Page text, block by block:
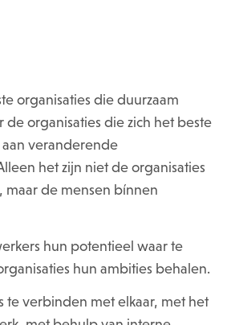
organisaties die duurzaam
de organisaties die zich het beste
aan veranderende
het zijn niet de organisaties
maar de mensen bínnen
hun potentieel waar te
hun ambities behalen.
te verbinden met elkaar, met het